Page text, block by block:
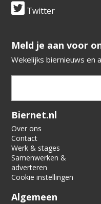
Twitter
​​​​​​​Meld je aan voor
Wekelijks biernieuws en
Verification code:
Biernet.nl
Over ons
Contact
Werk & stages
Samenwerken &
adverteren
Cookie instellingen
Algemeen